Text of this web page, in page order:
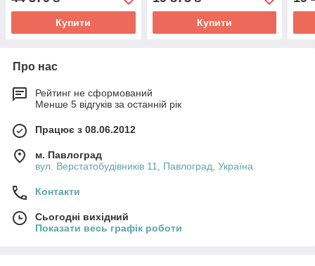
Купити Купити
Про нас
Рейтинг не сформований
Менше 5 відгуків за останній рік
Працює з 08.06.2012
м. Павлоград
вул. Верстатобудівників 11, Павлоград, Україна
Контакти
Сьогодні вихідний
Показати весь графік роботи